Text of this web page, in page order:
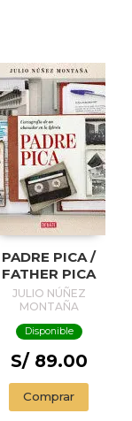
PADRE PICA /
FATHER PICA
JULIO NÚÑEZ
MONTAÑA
Disponible
S/ 89.00
Comprar